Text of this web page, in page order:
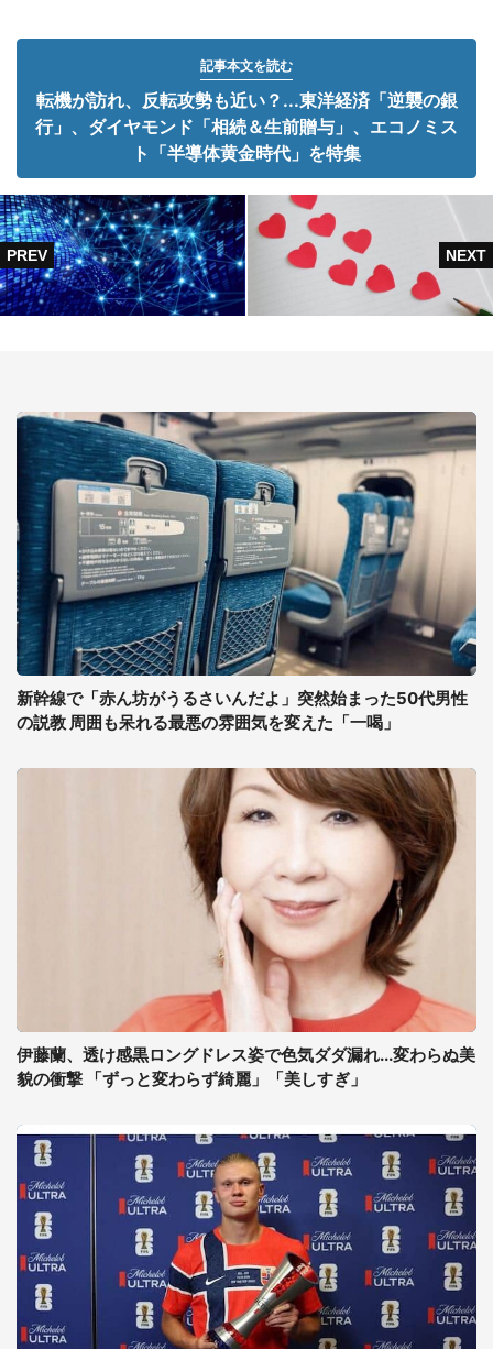
記事本文を読む
転機が訪れ、反転攻勢も近い？...東洋経済「逆襲の銀
行」、ダイヤモンド「相続＆生前贈与」、エコノミス
ト「半導体黄金時代」を特集
新幹線で「赤ん坊がうるさいんだよ」突然始まった50代男性
の説教 周囲も呆れる最悪の雰囲気を変えた「一喝」
伊藤蘭、透け感黒ロングドレス姿で色気ダダ漏れ...変わらぬ美
貌の衝撃 「ずっと変わらず綺麗」「美しすぎ」